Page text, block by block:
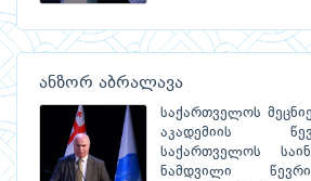
ანზორ აბრალავა
საქართველოს
აკადემიის
საქართველოს
ნამდვილი